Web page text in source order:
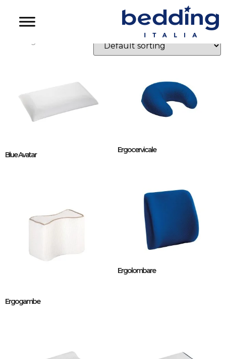
MemoFeel
Blue Avatar
Ergocervicale
Ergogambe
Ergolombare